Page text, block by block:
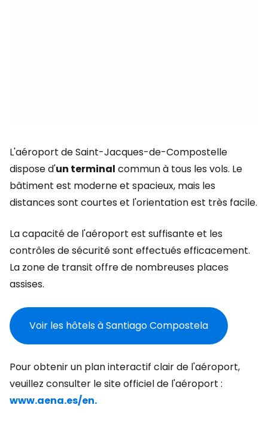
L'aéroport de Saint-Jacques-de-Compostelle
dispose d'un terminal commun à tous les vols. Le
bâtiment est moderne et spacieux, mais les
distances sont courtes et l'orientation est très facile.
La capacité de l'aéroport est suffisante et les
contrôles de sécurité sont effectués efficacement.
La zone de transit offre de nombreuses places
assises.
Voir les hôtels à Santiago Compostela
Pour obtenir un plan interactif clair de l'aéroport,
veuillez consulter le site officiel de l'aéroport :
www.aena.es/en.